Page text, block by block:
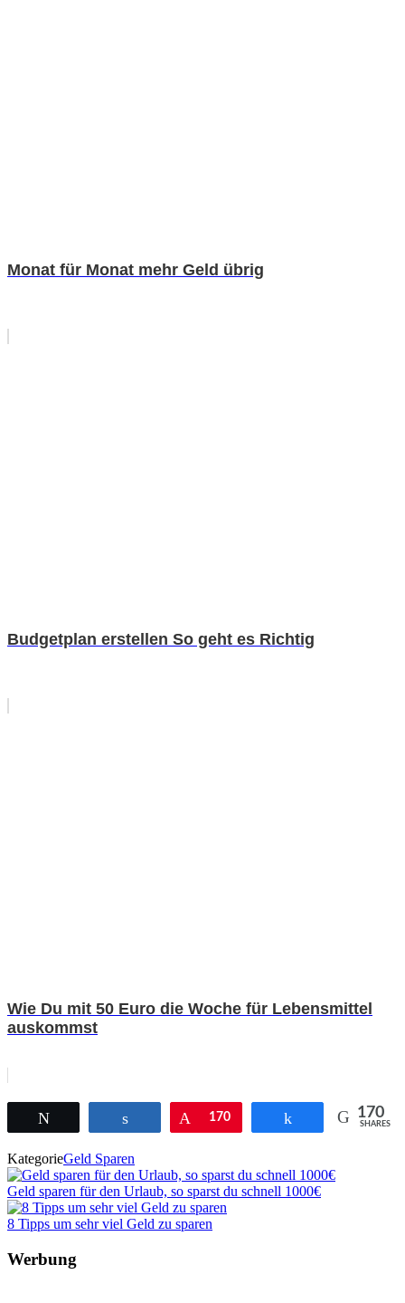
Monat für Monat mehr Geld übrig
Budgetplan erstellen So geht es Richtig
Wie Du mit 50 Euro die Woche für Lebensmittel
auskommst
Pin
170 170
SHARES
KategorieGeld Sparen
Geld sparen für den Urlaub, so sparst du schnell 1000€
8 Tipps um sehr viel Geld zu sparen
Werbung